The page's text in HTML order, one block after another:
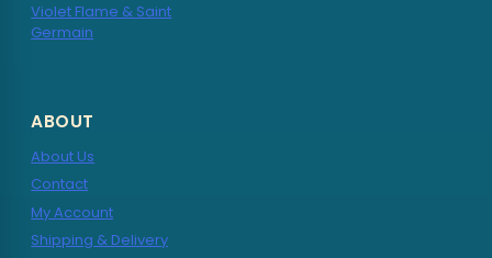
Violet Flame & Saint
Germain
ABOUT
About Us
Contact
My Account
Shipping & Delivery